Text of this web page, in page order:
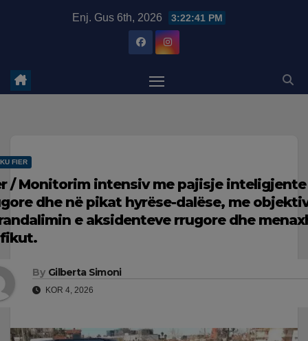
Enj. Gus 6th, 2026 3:22:42 PM
FIER
/ Monitorim intensiv me pajisje
dhe në pikat hyrëse-dalëse, me
e aksidenteve rrugore dhe
By Gilberta Simoni
KOR 4, 2026